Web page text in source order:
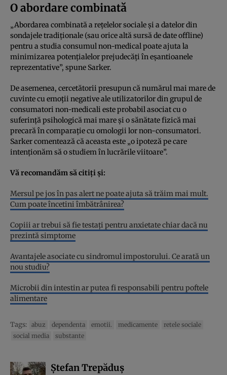
O abordare combinată
„Abordarea combinată a rețelelor sociale și a datelor din
sondajele tradiționale (sau orice altă sursă de date offline)
pentru a studia consumul non-medical poate ajuta la
minimizarea potențialelor prejudecăți în eșantioanele
reprezentative”, spune Sarker.
De asemenea, cercetătorii presupun că numărul mai mare de
cuvinte cu emoții negative ale utilizatorilor din grupul de
consumatori non-medicali este probabil asociat cu o
suferință psihologică mai mare și o sănătate fizică mai
precară în comparație cu omologii lor non-consumatori.
Sarker comentează că aceasta este „o ipoteză pe care
intenționăm să o studiem în lucrările viitoare”.
Vă recomandăm să citiți și:
Mersul pe jos în pas alert ne poate ajuta să trăim mai mult.
Cum poate încetini îmbătrânirea?
Copiii ar trebui să fie testați pentru anxietate chiar dacă nu
prezintă simptome
Avantajele asociate cu sindromul impostorului. Ce arată un
nou studiu?
Microbii din intestin ar putea fi responsabili pentru poftele
alimentare
Tags: abuz dependenta emotii. medicamente
retele sociale
social media
substante
Ștefan Trepăduș